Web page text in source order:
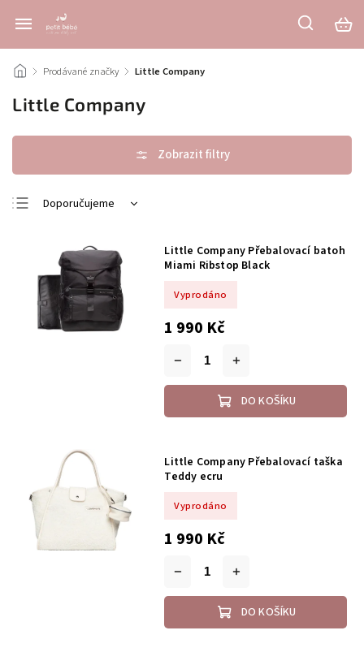
/ Prodávané značky / Little Company
Little Company
Doporučujeme
Nejdražší
Nejprodávanější
Abecedně
Little Company Přebalovací batoh
Miami Ribstop Black
Vyprodáno
1 990 Kč
DO KOŠÍKU
Little Company Přebalovací taška
Teddy ecru
Vyprodáno
1 990 Kč
DO KOŠÍKU